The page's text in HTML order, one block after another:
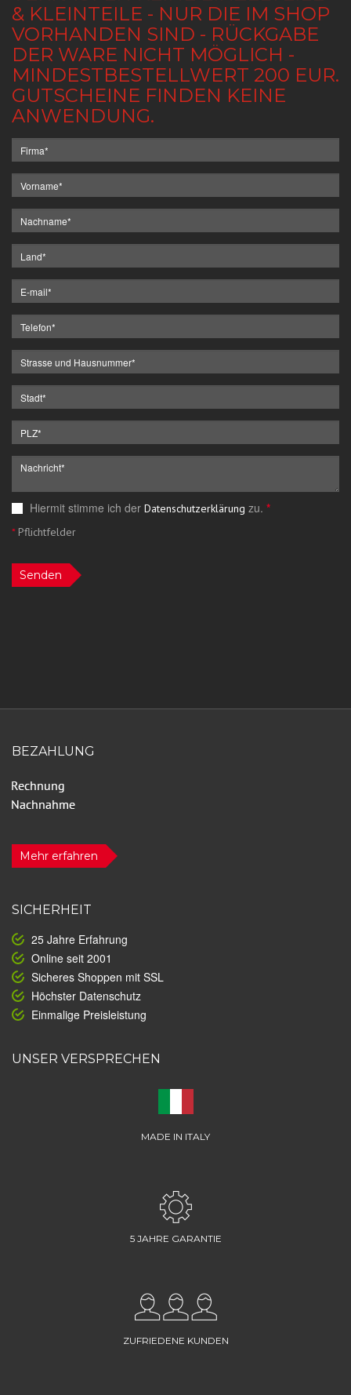
& KLEINTEILE - NUR DIE IM SHOP
VORHANDEN SIND - RÜCKGABE
DER WARE NICHT MÖGLICH -
MINDESTBESTELLWERT 200 EUR.
GUTSCHEINE FINDEN KEINE
ANWENDUNG.
Hiermit stimme ich der Datenschutzerklärung zu. *
*Pflichtfelder
Senden
BEZAHLUNG
Mehr erfahren
SICHERHEIT
25 Jahre Erfahrung
Online seit 2001
Sicheres Shoppen mit SSL
Höchster Datenschutz
Einmalige Preisleistung
UNSER VERSPRECHEN
MADE IN ITALY
5 JAHRE GARANTIE
ZUFRIEDENE KUNDEN